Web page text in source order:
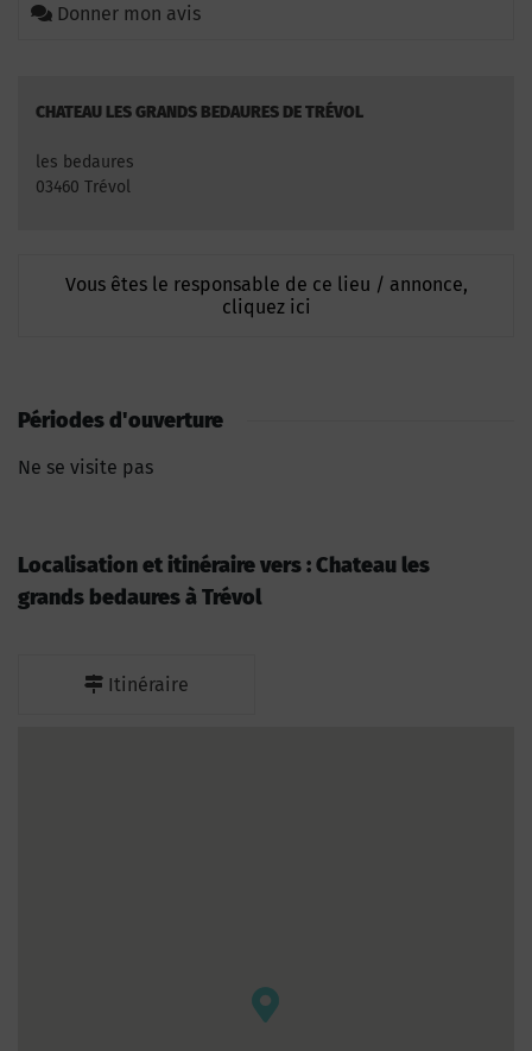
Donner mon avis
CHATEAU LES GRANDS BEDAURES DE TRÉVOL
les bedaures
03460 Trévol
Vous êtes le responsable de ce lieu / annonce,
cliquez ici
Périodes d'ouverture
Ne se visite pas
Localisation et itinéraire vers : Chateau les
grands bedaures à Trévol
Itinéraire